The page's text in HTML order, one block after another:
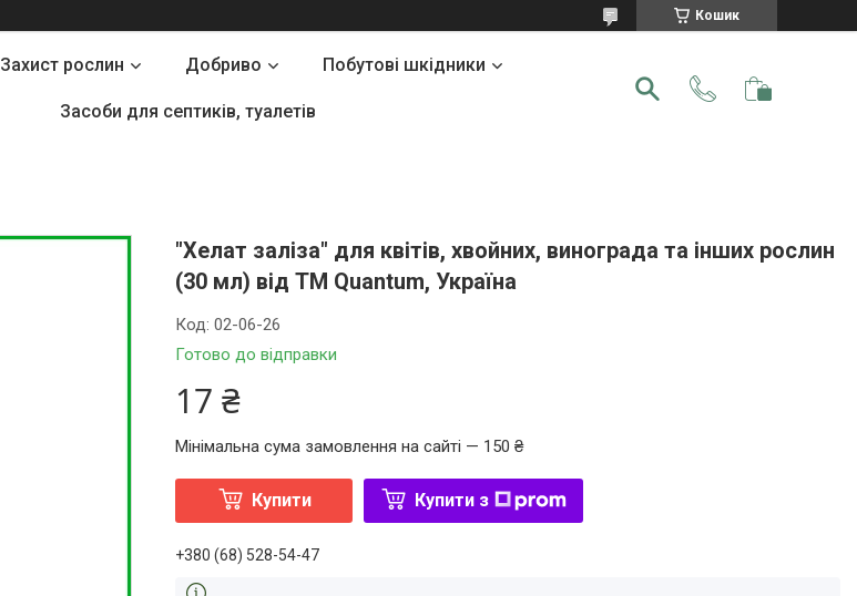
Кошик
Захист рослин Добриво Побутові шкідники
Засоби для септиків, туалетів
"Хелат заліза" для квітів, хвойних, винограда та інших рослин
(30 мл) від ТМ Quantum, Україна
Готово до відправки
Код:02-06-26
17 ₴
Мінімальна сума замовлення на сайті — 150 ₴
Купити Купити з
+380 (68) 528-54-47